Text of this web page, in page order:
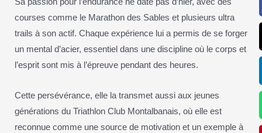
courses comme le Marathon des Sables et plusieurs ultra
trails à son actif. Chaque expérience lui a permis de se forger
un mental d’acier, essentiel dans une discipline où le corps et
l’esprit sont mis à l’épreuve pendant des heures.
Cette persévérance, elle la transmet aussi aux jeunes
générations du Triathlon Club Montalbanais, où elle est
reconnue comme une source de motivation et un exemple à